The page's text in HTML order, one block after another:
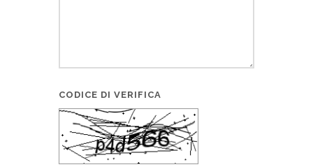
CODICE DI VERIFICA